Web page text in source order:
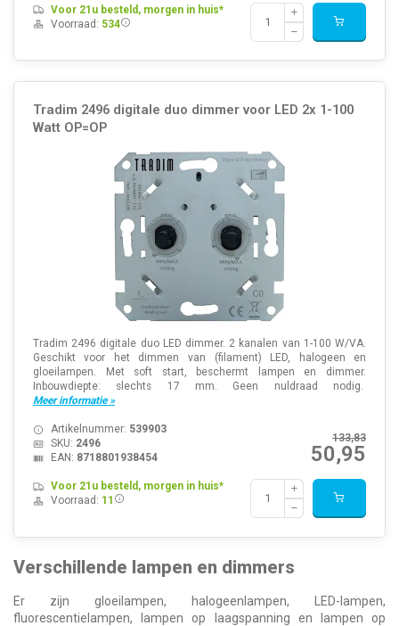
Voor 21u besteld, morgen in huis*
Voorraad: 534
Tradim 2496 digitale duo dimmer voor LED 2x 1-100
Watt OP=OP
Tradim 2496 digitale duo LED dimmer. 2 kanalen van 1-100 W/VA.
Geschikt voor het dimmen van (filament) LED, halogeen en
gloeilampen. Met soft start, beschermt lampen en dimmer.
Inbouwdiepte: slechts 17 mm. Geen nuldraad nodig.
Meer informatie »
133,83
50,95
Artikelnummer: 539903
SKU: 2496
EAN: 8718801938454
Voor 21u besteld, morgen in huis*
Voorraad: 11
Verschillende lampen en dimmers
Er zijn gloeilampen, halogeenlampen, LED-lampen,
fluorescentielampen, lampen op laagspanning en lampen op